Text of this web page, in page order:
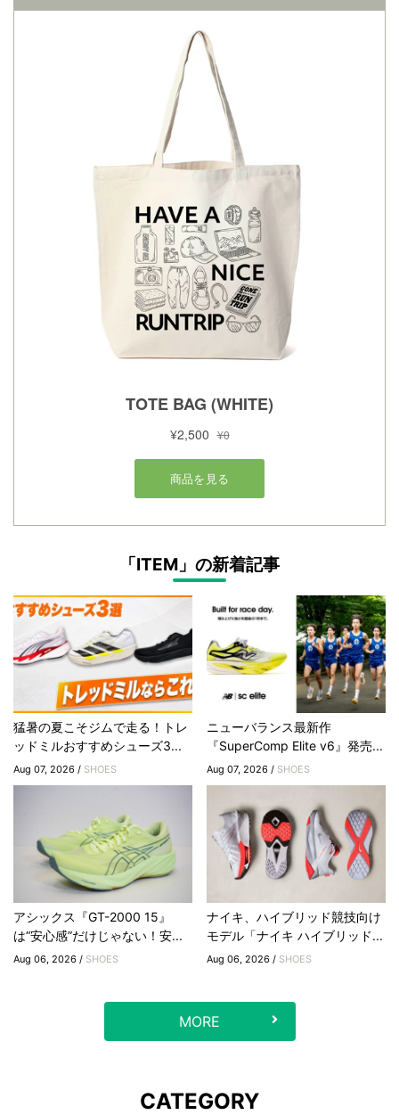
「ITEM」の新着記事
猛暑の夏こそジムで走る！トレ
ッドミルおすすめシューズ3...
Aug 07, 2026 / SHOES
ニューバランス最新作
『SuperComp Elite v6』発売...
Aug 07, 2026 / SHOES
アシックス『GT-2000 15』
は“安心感”だけじゃない！安...
Aug 06, 2026 / SHOES
ナイキ、ハイブリッド競技向け
モデル「ナイキ ハイブリッド...
Aug 06, 2026 / SHOES
MORE
CATEGORY